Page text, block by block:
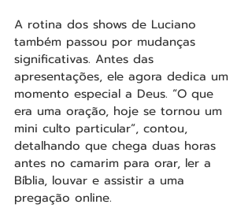
A rotina dos shows de Luciano
também passou por mudanças
significativas. Antes das
apresentações, ele agora dedica um
momento especial a Deus. “O que
era uma oração, hoje se tornou um
mini culto particular”, contou,
detalhando que chega duas horas
antes no camarim para orar, ler a
Bíblia, louvar e assistir a uma
pregação online.